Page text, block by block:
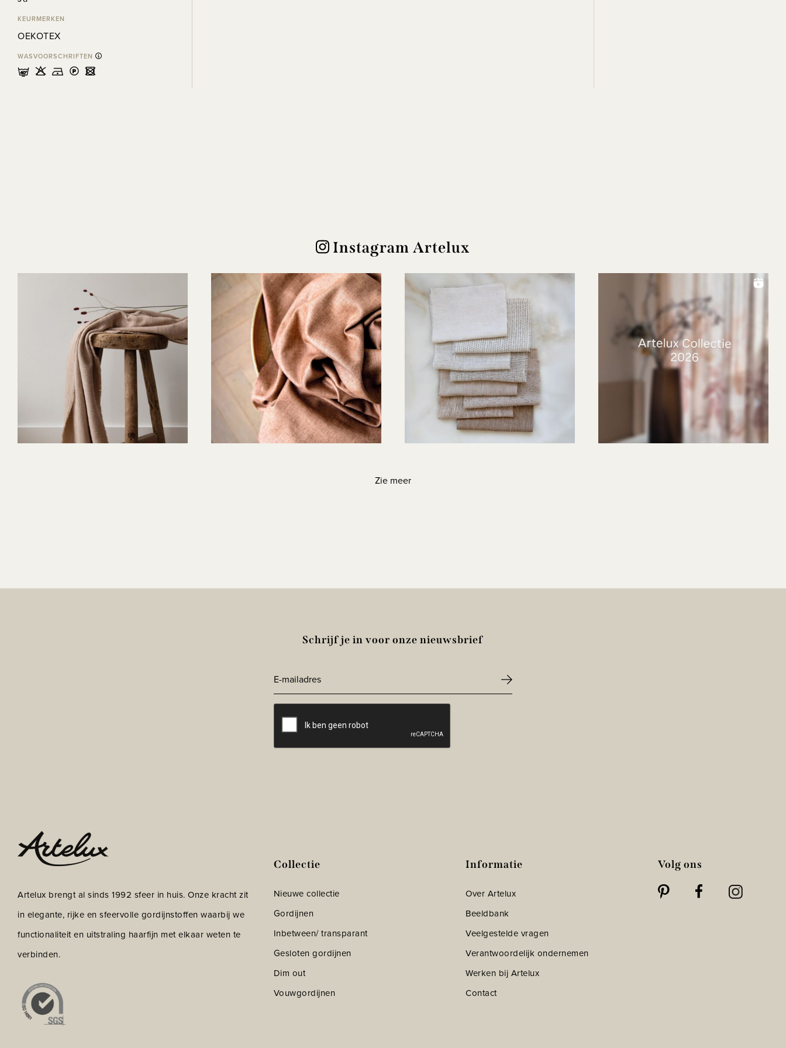
KEURMERKEN
OEKOTEX
WASVOORSCHRIFTEN
nHDLU
Instagram Artelux
Zie meer
Schrijf je in voor onze nieuwsbrief
mailadres
Artelux brengt al sinds 1992 sfeer in huis. Onze kracht zit
in elegante, rijke en sfeervolle gordijnstoffen waarbij we
functionaliteit en uitstraling haarfijn met elkaar weten te
verbinden.
Collectie
Nieuwe collectie
Gordijnen
Inbetween/ transparant
Gesloten gordijnen
Dim out
Vouwgordijnen
Informatie
Over Artelux
Beeldbank
Veelgestelde vragen
Verantwoordelijk ondernemen
Werken bij Artelux
Contact
Volg ons